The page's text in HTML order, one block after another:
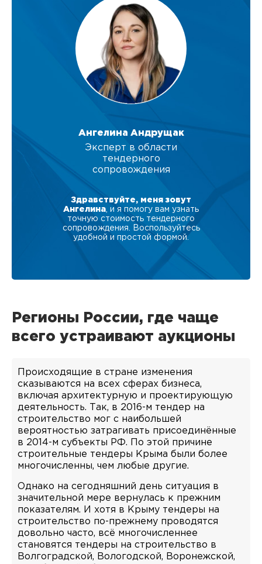
Ангелина Андрущак
Эксперт в области
тендерного
сопровождения
Здравствуйте, меня зовут
Ангелина , и я помогу вам узнать
точную стоимость тендерного
сопровождения. Воспользуйтесь
удобной и простой формой.
Регионы России, где чаще
всего устраивают аукционы
Происходящие в стране изменения
сказываются на всех сферах бизнеса,
включая архитектурную и проектирующую
деятельность. Так, в 2016-м тендер на
строительство мог с наибольшей
вероятностью затрагивать присоединённые
в 2014-м субъекты РФ. По этой причине
строительные тендеры Крыма были более
многочисленны, чем любые другие.
Однако на сегодняшний день ситуация в
значительной мере вернулась к прежним
показателям. И хотя в Крыму тендеры на
строительство по-прежнему проводятся
довольно часто, всё многочисленнее
становятся тендеры на строительство в
Волгоградской, Вологодской, Воронежской,